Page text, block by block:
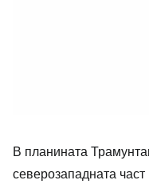
В планината
северозападната